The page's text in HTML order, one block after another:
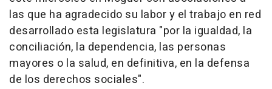
las que ha agradecido su labor y el trabajo en red
desarrollado esta legislatura "por la igualdad, la
conciliación, la dependencia, las personas
mayores o la salud, en definitiva, en la defensa
de los derechos sociales".